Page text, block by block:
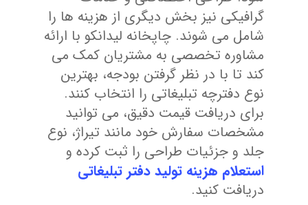
گرافیکی نیز بخش دیگری از هزینه ها را
شامل می شوند. چاپخانه لیدانکو با ارائه
مشاوره تخصصی به مشتریان کمک می
کند تا با در نظر گرفتن بودجه، بهترین
نوع دفترچه تبلیغاتی را انتخاب کنند.
برای دریافت قیمت دقیق، می توانید
مشخصات سفارش خود مانند تیراژ، نوع
جلد و جزئیات طراحی را ثبت کرده و
استعلام هزینه تولید دفتر تبلیغاتی
دریافت کنید.